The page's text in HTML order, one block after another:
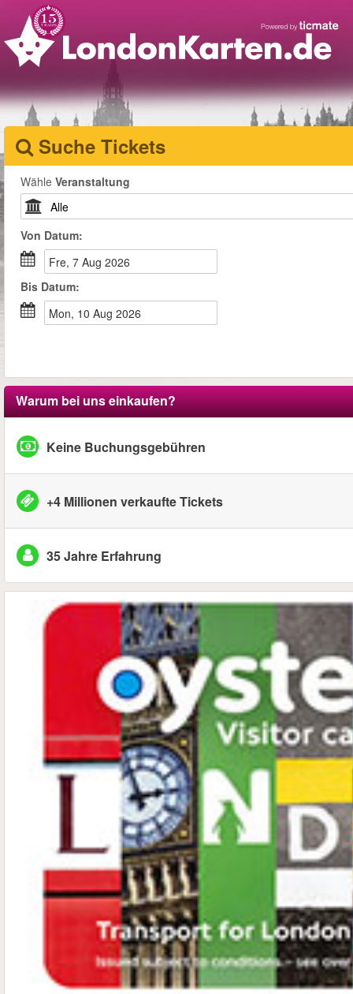
Suche Tickets
Wähle Veranstaltung
Von Datum:
Fre, 7 Aug 2026
Bis Datum:
Mon, 10 Aug 2026
Warum bei uns einkaufen?
Keine Buchungsgebühren
+4 Millionen verkaufte Tickets
35 Jahre Erfahrung